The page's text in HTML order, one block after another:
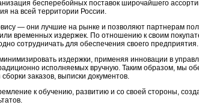
бесперебойных поставок широчайшего
на всей территории России.
— они лучшие на рынке и позволяют партнерам
временных издержек. По отношению к своим
сотрудничать для обеспечения своего предприятия.
издержки, применяя инновации в
исполняемых вручную. Таким образом, мы
заказов, выписки документов.
к обучению, развитию и со своей стороны,